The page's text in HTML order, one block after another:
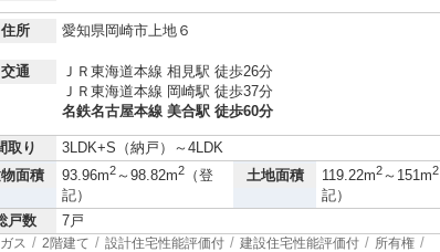
住所 愛知県岡崎市上地６
交通
ＪＲ東海道本線 相見駅 徒歩26分
ＪＲ東海道本線 岡崎駅 徒歩37分
名鉄名古屋本線 美合駅 徒歩60分
取り
3LDK+S（納戸）～4LDK
面積
93.96m2～98.82m2
（登
記）
土地面積 119.22m2～151m2
記）
戸数
7戸
ス 2階建て 設計住宅性能評価付 建設住宅性能評価付
所有権